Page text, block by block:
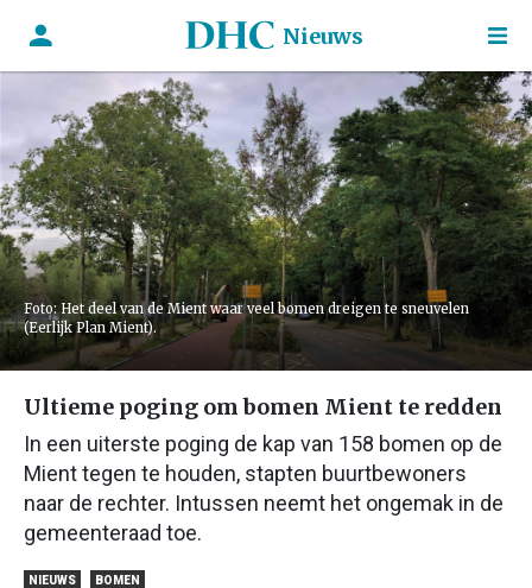
Nieuws
Foto: Het deel van de Mient waar veel bomen dreigen te sneuvelen
(Eerlijk Plan Mient).
Ultieme poging om bomen Mient te redden
In een uiterste poging de kap van 158 bomen op de
Mient tegen te houden, stapten buurtbewoners
naar de rechter. Intussen neemt het ongemak in de
gemeenteraad toe.
NIEUWS BOMEN